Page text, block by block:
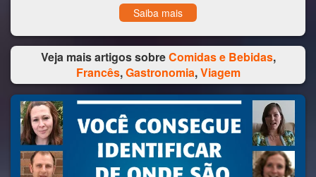
Saiba mais
Veja mais artigos sobreComidas e Bebidas,
Francês,Gastronomia,Viagem